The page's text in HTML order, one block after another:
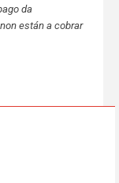
da
están a cobrar